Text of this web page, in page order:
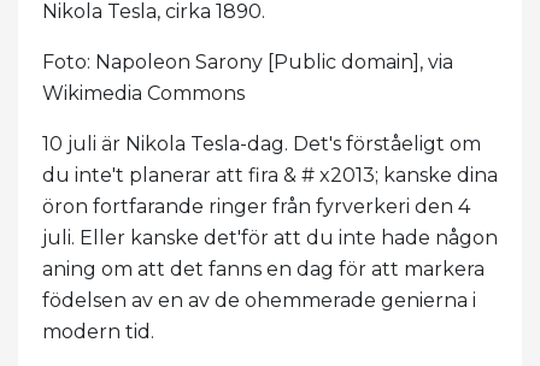
Nikola Tesla, cirka 1890.
Foto: Napoleon Sarony [Public domain], via
Wikimedia Commons
10 juli är Nikola Tesla-dag. Det's förståeligt om
du inte't planerar att fira & # x2013; kanske dina
öron fortfarande ringer från fyrverkeri den 4
juli. Eller kanske det'för att du inte hade någon
aning om att det fanns en dag för att markera
födelsen av en av de ohemmerade genierna i
modern tid.